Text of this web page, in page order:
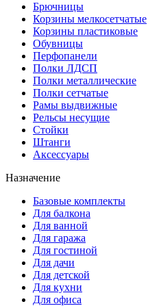
Брючницы
Корзины мелкосетчатые
Корзины пластиковые
Обувницы
Перфопанели
Полки ЛДСП
Полки металлические
Полки сетчатые
Рамы выдвижные
Рельсы несущие
Стойки
Штанги
Аксессуары
Назначение
Базовые комплекты
Для балкона
Для ванной
Для гаража
Для гостиной
Для дачи
Для детской
Для кухни
Для офиса